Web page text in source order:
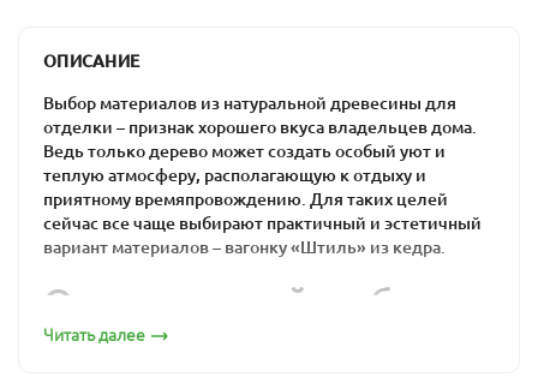
ОПИСАНИЕ
Выбор материалов из натуральной древесины для
отделки – признак хорошего вкуса владельцев дома.
Ведь только дерево может создать особый уют и
теплую атмосферу, располагающую к отдыху и
приятному времяпровождению. Для таких целей
сейчас все чаще выбирают практичный и эстетичный
вариант материалов – вагонку «Штиль» из кедра.
Оптимальный выбор
для загородного дома
Читать далее